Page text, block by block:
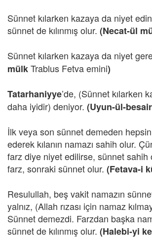
Sünnet kılarken kazaya da niyet
sünnet de kılınmış olur. (Necat-ül
Sünnet kılarken kazaya da niyet
mülkTrablus Fetva emini)
Tatarhaniyye’de, (Sünnet kılarken
daha iyidir) deniyor. (Uyun-ül-besair
İlk veya son sünnet demeden
ederek kılanın namazı sahih olur.
farz diye niyet edilirse, sünnet sahih
farz, sonraki sünnet olur. (Fetava-i
Resulullah, beş vakit namazın
yalnız, (Allah rızası için namaz
Sünnet demezdi. Farzdan başka
sünnet de kılınmış olur. (Halebi-yi